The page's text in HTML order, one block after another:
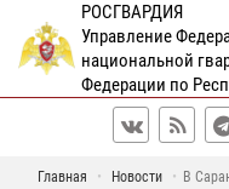
РОСГВАРДИЯ
Управление
национальной
Федерации по
Главная Новости
В